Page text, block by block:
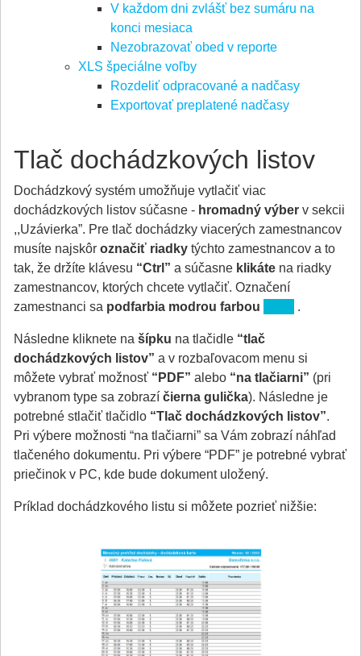
V každom dni zvlášť bez sumáru na
konci mesiaca
Nezobrazovať obed v reporte
XLS špeciálne voľby
Rozdeliť odpracované a nadčasy
Exportovať preplatené nadčasy
Tlač dochádzkových listov
Dochádzkový systém umožňuje vytlačiť viac
dochádzkových listov súčasne - hromadný výber v sekcii
,,Uzávierka”. Pre tlač dochádzky viacerých zamestnancov
musíte najskôr označiť riadky týchto zamestnancov a to
tak, že držíte klávesu “Ctrl” a súčasne klikáte na riadky
zamestnancov, ktorých chcete vytlačiť. Označení
zamestnanci sa podfarbia modrou farbou .
Následne kliknete na šípku na tlačidle “tlač
dochádzkových listov” a v rozbaľovacom menu si
môžete vybrať možnosť “PDF” alebo “na tlačiarni” (pri
vybranom type sa zobrazí čierna gulička). Následne je
potrebné stlačiť tlačidlo “Tlač dochádzkových listov”.
Pri výbere možnosti “na tlačiarni” sa Vám zobrazí náhľad
tlačeného dokumentu. Pri výbere “PDF” je potrebné vybrať
priečinok v PC, kde bude dokument uložený.
Príklad dochádzkového listu si môžete pozrieť nižšie: